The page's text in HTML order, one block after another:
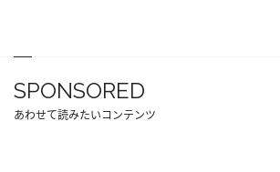
SPONSORED
あわせて読みたいコンテンツ